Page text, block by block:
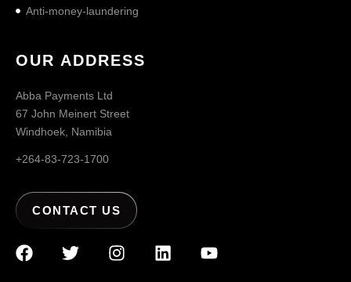
Anti-money-laundering
OUR ADDRESS
Abba Payments Ltd
67 John Meinert Street
Windhoek, Namibia
+264-83-723-1700
CONTACT US